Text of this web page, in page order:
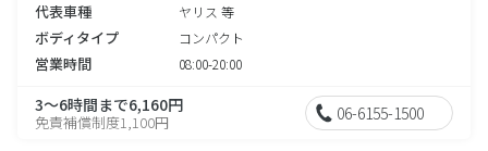
代表車種 ヤリス 等
ボディタイプ コンパクト
営業時間 08:00-20:00
3～6時間まで6,160円
免責補償制度1,100円 06-6155-1500